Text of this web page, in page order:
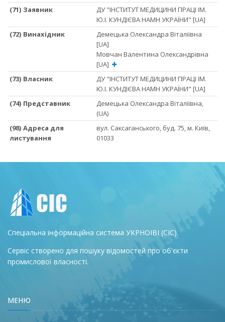
(71) Заявник
ДУ "ІНСТИТУТ МЕДИЦИНИ ПРАЦІ ІМ.
Ю.І. КУНДІЄВА НАМН УКРАЇНИ" [UA]
(72) Винахідник
Демецька Олександра Віталіївна
[UA]
Мовчан Валентина Олександрівна
[UA]
(73) Власник
ДУ "ІНСТИТУТ МЕДИЦИНИ ПРАЦІ ІМ.
Ю.І. КУНДІЄВА НАМН УКРАЇНИ" [UA]
(74) Представник
Демецька Олександра Віталіївна,
(UA)
(98) Адреса для
листування
вул. Саксаганського, буд. 75, м. Київ,
01033
Спеціальна інформаційна система УКРНОІВІ (СІС).
Сервіс створено для пошуку відомостей про об'єкти
промислової власності.
МЕНЮ